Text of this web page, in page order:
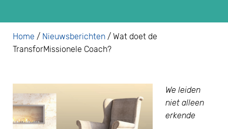
Home / Nieuwsberichten / Wat doet de
TransforMissionele Coach?
We leiden
niet alleen
erkende